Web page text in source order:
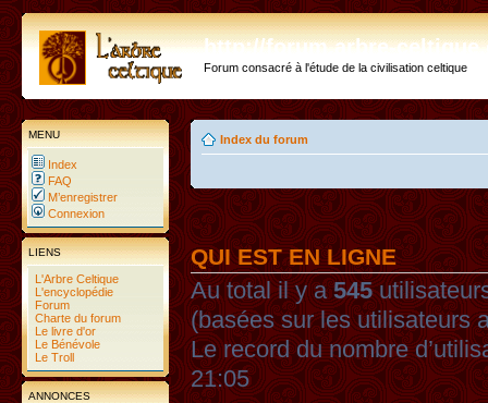
http://forum.arbre-
Forum consacré à l'étude de la civilisation celtique
MENU
Index
FAQ
M’enregistrer
Connexion
LIENS
L'Arbre Celtique
L'encyclopédie
Forum
Charte du forum
Le livre d'or
Le Bénévole
Le Troll
ANNONCES
Index du forum
QUI EST EN LIGNE
Au total il y a545
(basées sur les utilisateurs
Le record du nombre
21:05